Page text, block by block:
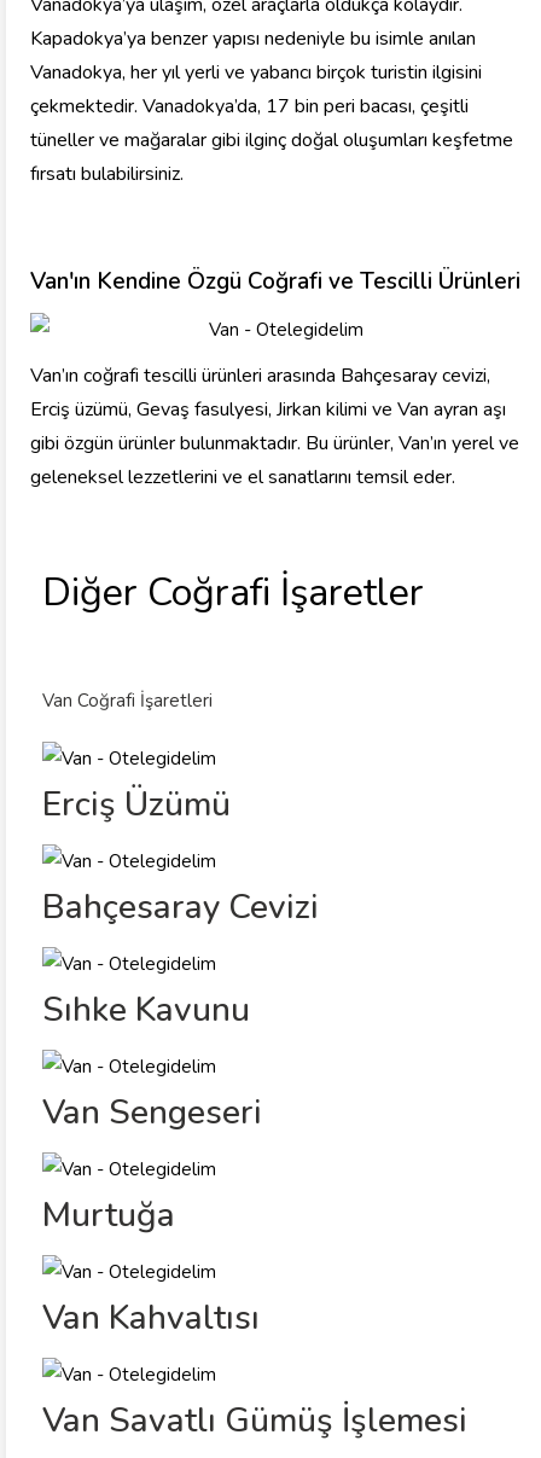
Kapadokya’ya benzer yapısı nedeniyle bu isimle anılan
Vanadokya, her yıl yerli ve yabancı birçok turistin ilgisini
çekmektedir. Vanadokya’da, 17 bin peri bacası, çeşitli
tüneller ve mağaralar gibi ilginç doğal oluşumları keşfetme
fırsatı bulabilirsiniz.
Van'ın Kendine Özgü Coğrafi ve Tescilli Ürünleri
Van’ın coğrafi tescilli ürünleri arasında Bahçesaray cevizi,
Erciş üzümü, Gevaş fasulyesi, Jirkan kilimi ve Van ayran aşı
gibi özgün ürünler bulunmaktadır. Bu ürünler, Van’ın yerel ve
geleneksel lezzetlerini ve el sanatlarını temsil eder.
Diğer Coğrafi İşaretler
Van Coğrafi İşaretleri
Erciş Üzümü
Bahçesaray Cevizi
Sıhke Kavunu
Van Sengeseri
Murtuğa
Van Kahvaltısı
Van Savatlı Gümüş İşlemesi